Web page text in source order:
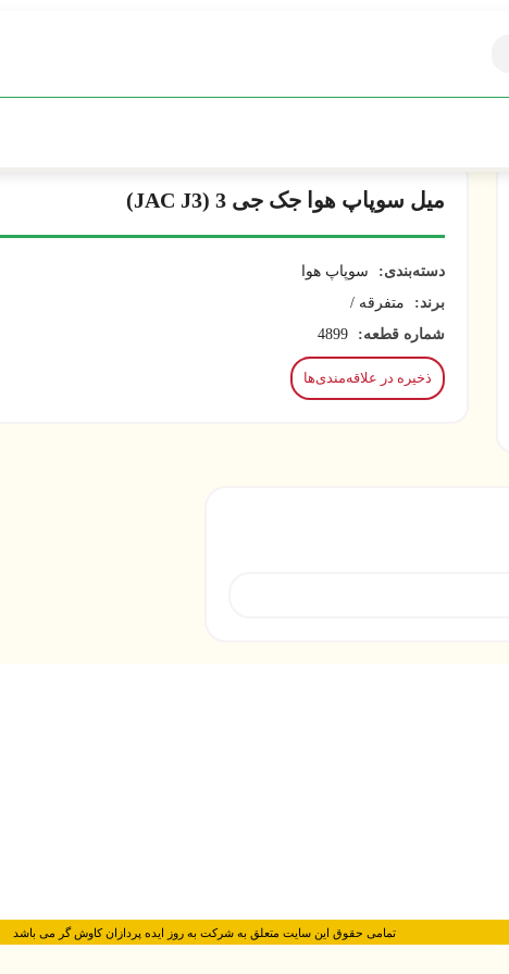
میل سوپاپ هوا جک جی 3 (JAC J3)
دسته‌بندی:
سوپاپ هوا
برند:
متفرقه /
شماره قطعه:
4899
ذخیره در علاقه‌مندی‌ها
تمامی حقوق این سایت متعلق به شرکت به روز ایده پردازان کاوش گر می باشد